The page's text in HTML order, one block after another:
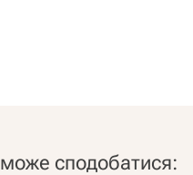
сподобатися: